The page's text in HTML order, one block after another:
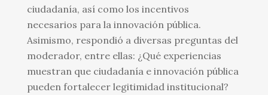
ciudadanía, así como los incentivos
necesarios para la innovación pública.
Asimismo, respondió a diversas preguntas del
moderador, entre ellas: ¿Qué experiencias
muestran que ciudadanía e innovación pública
pueden fortalecer legitimidad institucional?